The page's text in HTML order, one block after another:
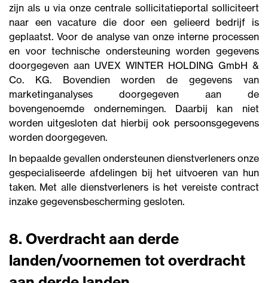
zijn als u via onze centrale sollicitatieportal solliciteert
naar een vacature die door een gelieerd bedrijf is
geplaatst. Voor de analyse van onze interne processen
en voor technische ondersteuning worden gegevens
doorgegeven aan UVEX WINTER HOLDING GmbH &
Co. KG. Bovendien worden de gegevens van
marketinganalyses doorgegeven aan de
bovengenoemde ondernemingen. Daarbij kan niet
worden uitgesloten dat hierbij ook persoonsgegevens
worden doorgegeven.
In bepaalde gevallen ondersteunen dienstverleners onze
gespecialiseerde afdelingen bij het uitvoeren van hun
taken. Met alle dienstverleners is het vereiste contract
inzake gegevensbescherming gesloten.
8. Overdracht aan derde
landen/voornemen tot overdracht